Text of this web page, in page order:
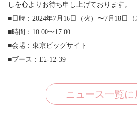
しを心よりお待ち申し上げております。
■日時：2024年7月16日（火）〜7月18日（
■時間：10:00〜17:00
■会場：東京ビッグサイト
■ブース：E2-12-39
ニュース一覧に